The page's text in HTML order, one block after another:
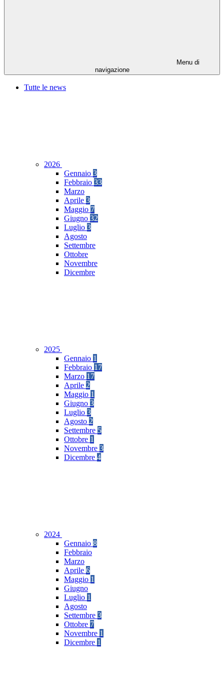
Menu di
navigazione
Tutte le news
2026
Gennaio 3
Febbraio 33
Marzo
Aprile 3
Maggio 7
Giugno 32
Luglio 3
Agosto
Settembre
Ottobre
Novembre
Dicembre
2025
Gennaio 1
Febbraio 17
Marzo 17
Aprile 2
Maggio 1
Giugno 3
Luglio 3
Agosto 2
Settembre 5
Ottobre 1
Novembre 3
Dicembre 4
2024
Gennaio 8
Febbraio
Marzo
Aprile 6
Maggio 1
Giugno
Luglio 1
Agosto
Settembre 3
Ottobre 7
Novembre 1
Dicembre 1